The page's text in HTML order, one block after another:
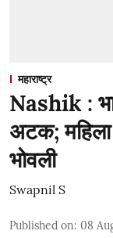
महाराष्ट्र
Nashik :
अटक; महिला
भोवली
Swapnil S
Published on: 08